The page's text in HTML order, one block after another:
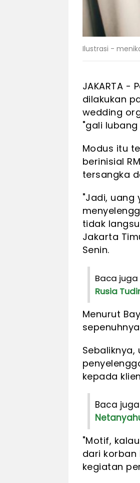
Ilustrasi -
JAKARTA -
dilakukan
wedding
"gali
Modus itu
berinisial
tersangka
"Jadi, uang
tidak
Jakarta
Senin.
Baca juga
Rusia
Menurut
kepada
Baca juga
"Motif,
dari
kegiatan